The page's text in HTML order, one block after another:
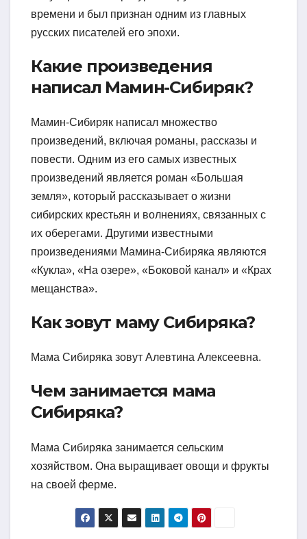
времени и был признан одним из главных
русских писателей его эпохи.
Какие произведения
написал Мамин-Сибиряк?
Мамин-Сибиряк написал множество
произведений, включая романы, рассказы и
повести. Одним из его самых известных
произведений является роман «Большая
земля», который рассказывает о жизни
сибирских крестьян и волнениях, связанных с
их оберегами. Другими известными
произведениями Мамина-Сибиряка являются
«Кукла», «На озере», «Боковой канал» и «Крах
мещанства».
Как зовут маму Сибиряка?
Мама Сибиряка зовут Алевтина Алексеевна.
Чем занимается мама
Сибиряка?
Мама Сибиряка занимается сельским
хозяйством. Она выращивает овощи и фрукты
на своей ферме.